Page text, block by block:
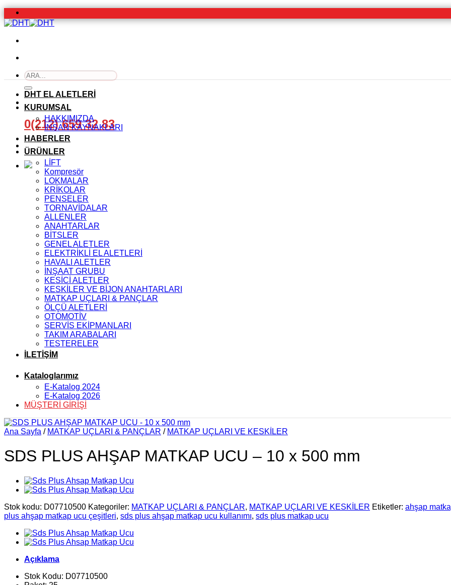
İçeriğe
atla
Ara:
0(212) 659 32 83
DHT EL ALETLERİ
KURUMSAL
HAKKIMIZDA
İNSAN KAYNAKLARI
HABERLER
ÜRÜNLER
LİFT
Kompresör
LOKMALAR
KRİKOLAR
PENSELER
TORNAVİDALAR
ALLENLER
ANAHTARLAR
BİTSLER
GENEL ALETLER
ELEKTRİKLİ EL ALETLERİ
HAVALI ALETLER
İNŞAAT GRUBU
KESİCİ ALETLER
KESKİLER VE BİJON ANAHTARLARI
MATKAP UÇLARI & PANÇLAR
ÖLÇÜ ALETLERİ
OTOMOTİV
SERVİS EKİPMANLARI
TAKIM ARABALARI
TESTERELER
İLETİŞİM
Kataloglarımız
E-Katalog 2024
E-Katalog 2026
MÜŞTERİ GİRİŞİ
Ana Sayfa / MATKAP UÇLARI & PANÇLAR / MATKAP UÇLARI VE KESKİLER
SDS PLUS AHŞAP MATKAP UCU – 10 x 500 mm
Stok kodu: D07710500 Kategoriler: MATKAP UÇLARI & PANÇLAR, MATKAP UÇLARI VE KESKİLER Etiketler: ahşap
plus ahşap matkap ucu çeşitleri, sds plus ahşap matkap ucu kullanımı, sds plus matkap ucu
Açıklama
Stok Kodu: D07710500